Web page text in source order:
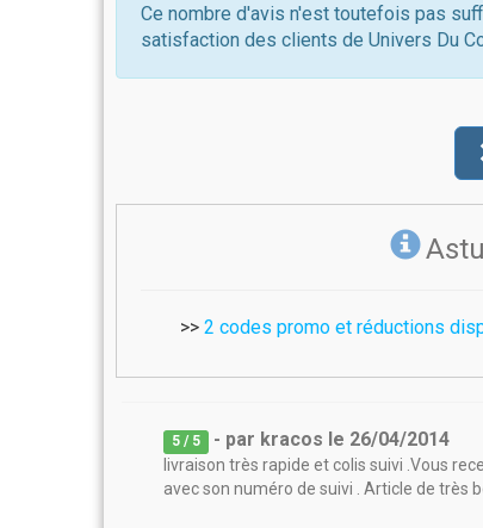
Ce nombre d'avis n'est toutefois pas
satisfaction des clients de Univers Du
>> 2 codes promo et réductions
5 / 5 - par kracos le 26/04/2014
livraison très rapide et colis suivi .Vous
avec son numéro de suivi . Article de